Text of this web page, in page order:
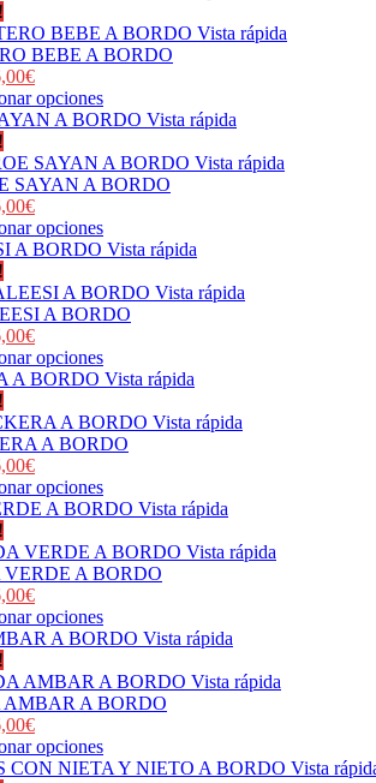
Vista rápida
BEBE A BORDO
€
opciones
Vista rápida
Vista rápida
SAYAN A BORDO
€
opciones
Vista rápida
Vista rápida
A BORDO
€
opciones
Vista rápida
Vista rápida
A BORDO
€
opciones
Vista rápida
Vista rápida
A BORDO
€
opciones
Vista rápida
Vista rápida
A BORDO
€
opciones
Vista